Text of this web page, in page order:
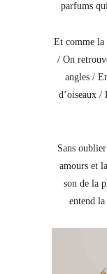
parfums
Et comme la
/ On
angles /
d’oiseaux /
Sans
amours et
son de la
entend